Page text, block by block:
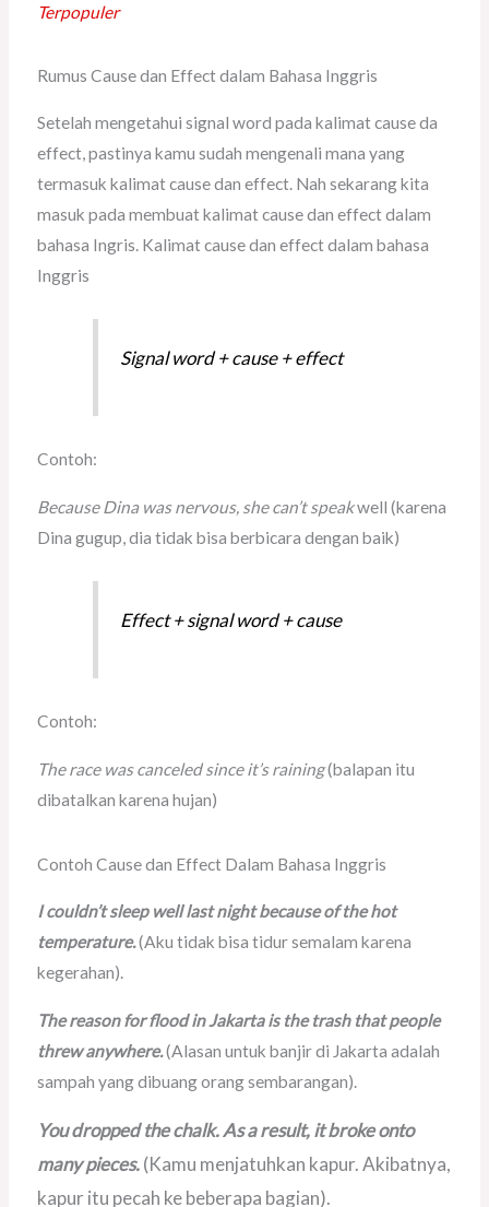
Terpopuler
Rumus Cause dan Effect dalam Bahasa Inggris
Setelah mengetahui signal word pada kalimat cause da
effect, pastinya kamu sudah mengenali mana yang
termasuk kalimat cause dan effect. Nah sekarang kita
masuk pada membuat kalimat cause dan effect dalam
bahasa Ingris. Kalimat cause dan effect dalam bahasa
Inggris
Signal word+cause + effect
Contoh:
Because Dina was nervous, she can’t speakwell (karena
Dina gugup, dia tidak bisa berbicara dengan baik)
Effect + signal word + cause
Contoh:
The race was canceled since it’s raining(balapan itu
dibatalkan karena hujan)
Contoh Cause dan Effect Dalam Bahasa Inggris
I couldn’t sleep well last night because of the hot
temperature.(Aku tidak bisa tidur semalam karena
kegerahan).
The reason for flood in Jakarta is the trash that people
threw anywhere.(Alasan untuk banjir di Jakarta adalah
sampah yang dibuang orang sembarangan).
You dropped the chalk. As a result, it broke onto
many pieces.(Kamu menjatuhkan kapur. Akibatnya,
kapur itu pecah ke beberapa bagian).